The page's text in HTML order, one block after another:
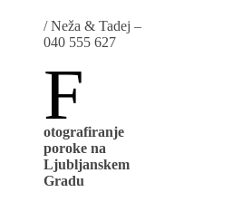
/Neža & Tadej –
040 555 627
F
otografiranje
poroke na
Ljubljanskem
Gradu